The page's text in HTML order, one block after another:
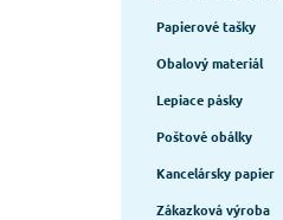
Papierové tašky
Obalový materiál
Lepiace pásky
Poštové obálky
Kancelársky papier
Zákazková výroba